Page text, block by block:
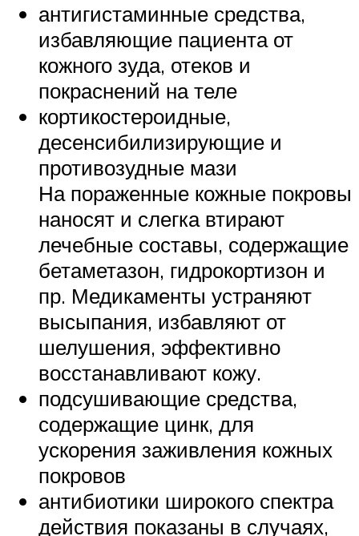
антигистаминные средства,
избавляющие пациента от
кожного зуда, отеков и
покраснений на теле
кортикостероидные,
десенсибилизирующие и
противозудные мази
На пораженные кожные покровы
наносят и слегка втирают
лечебные составы, содержащие
бетаметазон, гидрокортизон и
пр. Медикаменты устраняют
высыпания, избавляют от
шелушения, эффективно
восстанавливают кожу.
подсушивающие средства,
содержащие цинк, для
ускорения заживления кожных
покровов
антибиотики широкого спектра
действия показаны в случаях,